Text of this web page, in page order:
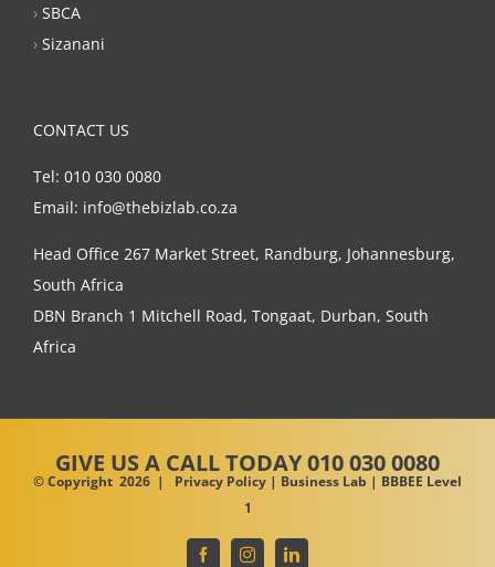
› SBCA
› Sizanani
CONTACT US
Tel: 010 030 0080
Email: info@thebizlab.co.za
Head Office 267 Market Street, Randburg, Johannesburg,
South Africa
DBN Branch 1 Mitchell Road, Tongaat, Durban, South
Africa
GIVE US A CALLTODAY 010 030 0080
© Copyright 2026 | Privacy Policy | Business Lab | BBBEE Level
1
FacebookInstagramLinkedIn